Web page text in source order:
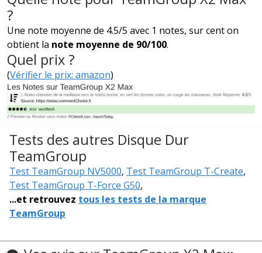
?
Une note moyenne de 4.5/5 avec 1 notes, sur cent on
obtient la note moyenne de 90/100.
Quel prix ?
(Vérifier le prix: amazon)
Tests des autres Disque Dur
TeamGroup
Test TeamGroup NV5000, Test TeamGroup T-Create,
Test TeamGroup T-Force G50,
...et retrouvez tous les tests de la marque
TeamGroup